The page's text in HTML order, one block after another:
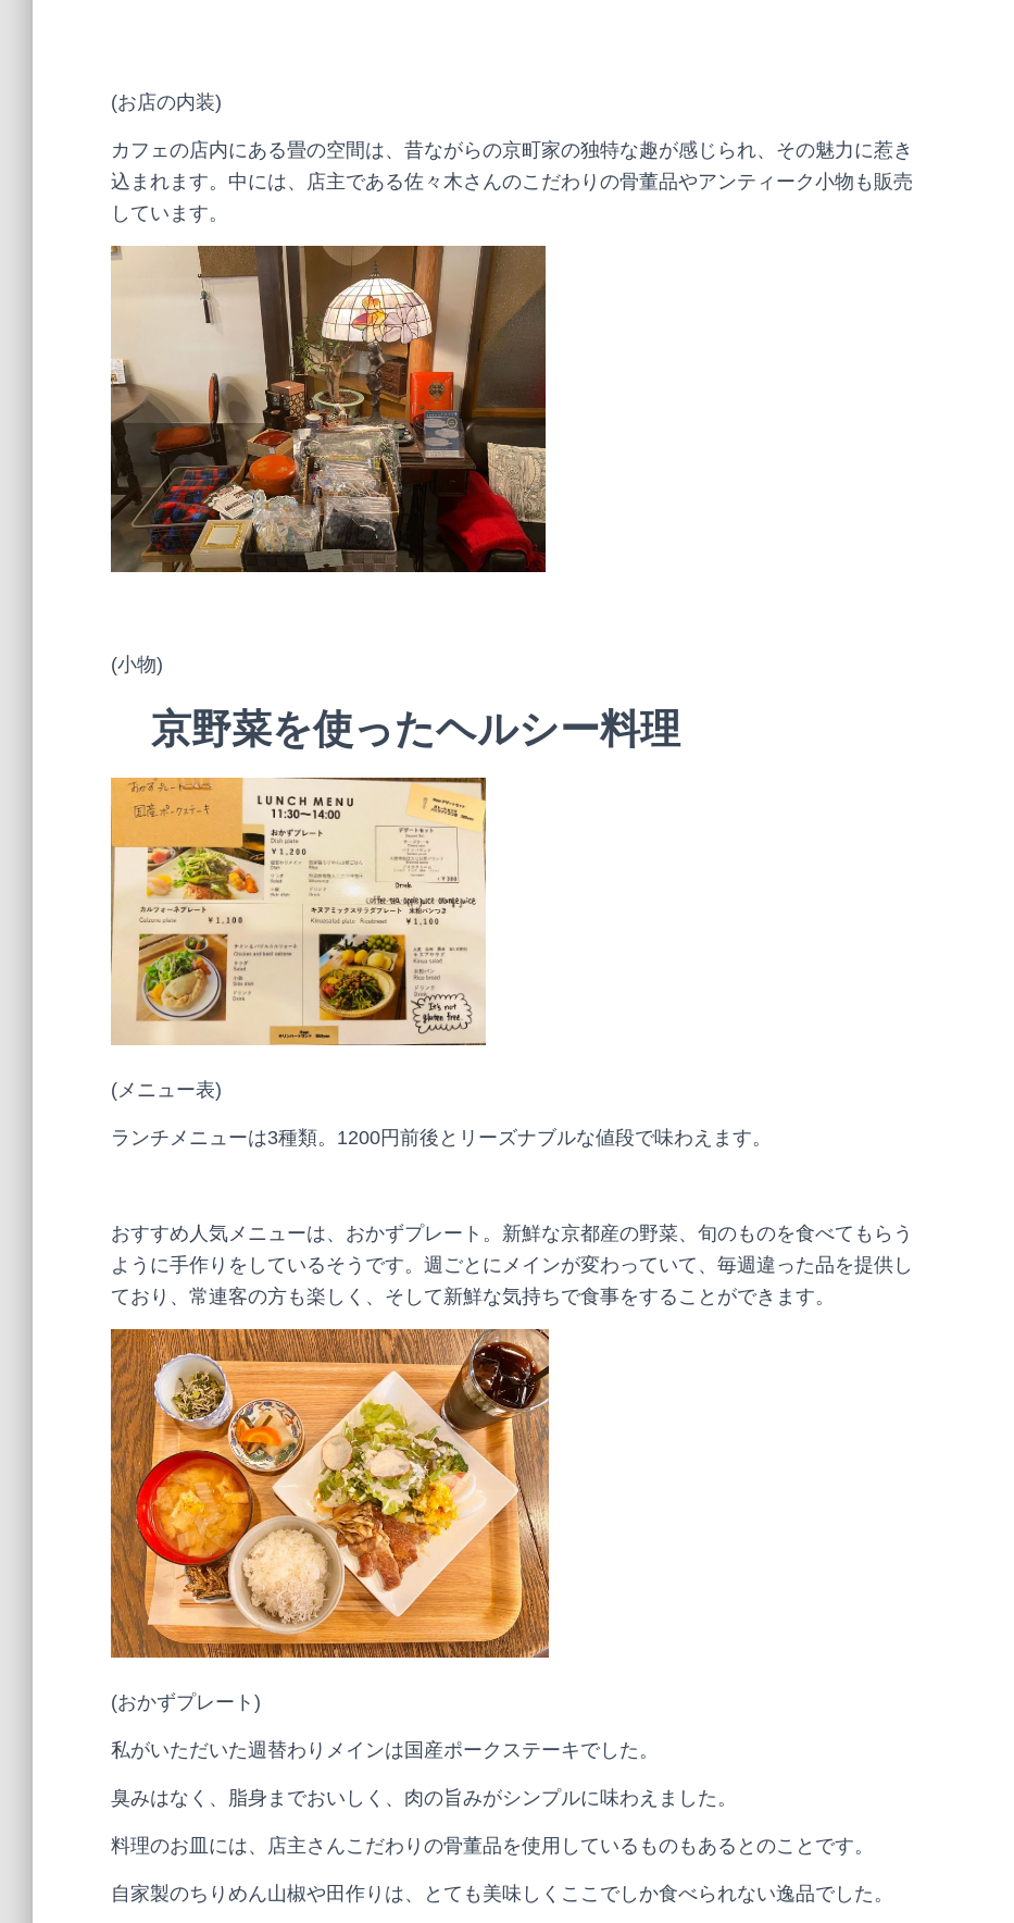
(お店の内装)
カフェの店内にある畳の空間は、昔ながらの京町家の独特な趣が感じられ、その魅力に惹き
込まれます。中には、店主である佐々木さんのこだわりの骨董品やアンティーク小物も販売
しています。
(小物)
京野菜を使ったヘルシー料理
(メニュー表)
ランチメニューは3種類。1200円前後とリーズナブルな値段で味わえます。
おすすめ人気メニューは、おかずプレート。新鮮な京都産の野菜、旬のものを食べてもらう
ように手作りをしているそうです。週ごとにメインが変わっていて、毎週違った品を提供し
ており、常連客の方も楽しく、そして新鮮な気持ちで食事をすることができます。
(おかずプレート)
私がいただいた週替わりメインは国産ポークステーキでした。
臭みはなく、脂身までおいしく、肉の旨みがシンプルに味わえました。
料理のお皿には、店主さんこだわりの骨董品を使用しているものもあるとのことです。
自家製のちりめん山椒や田作りは、とても美味しくここでしか食べられない逸品でした。